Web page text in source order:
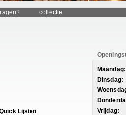
collectie
Quick Lijsten
Maandag:
Dinsdag:
Vrijdag: